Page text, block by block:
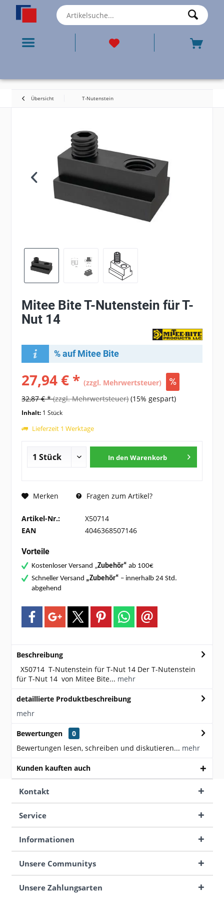
Übersicht T-Nutenstein
Mitee Bite T-Nutenstein für T-
Nut 14
% auf Mitee Bite
27,94 € *(zzgl. Mehrwertsteuer)
32,87 € *(zzgl. Mehrwertsteuer) (15% gespart)
Inhalt: 1 Stück
Lieferzeit 1 Werktage
In den Warenkorb
Merken Fragen zum Artikel?
Artikel-Nr.:
X50714
EAN
4046368507146
Vorteile
Kostenloser Versand „Zubehör“ ab 100€
Schneller Versand „Zubehör“ – innerhalb 24 Std.
abgehend
Beschreibung
X50714 T-Nutenstein für T-Nut 14 Der T-Nutenstein
für T-Nut 14 von Mitee Bite... mehr
detaillierte Produktbeschreibung
mehr
Bewertungen
0
Bewertungen lesen, schreiben und diskutieren... mehr
Kunden kauften auch
Kontakt
Service
Informationen
Unsere Communitys
Unsere Zahlungsarten